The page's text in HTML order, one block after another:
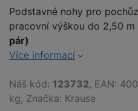
Podstavné nohy pro
pracovní výškou do 2,50 m
pár)
Více informací
Náš kód: 123732, EAN:
kg, Značka: Krause